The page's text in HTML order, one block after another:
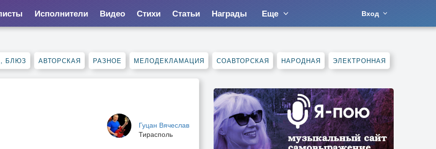
Исполнители Видео Стихи Статьи Награды Еще Вход
БЛЮЗ АВТОРСКАЯ РАЗНОЕ МЕЛОДЕКЛАМАЦИЯ СОАВТОРСКАЯ НАРОДНАЯ ЭЛЕКТРОННАЯ
Гуцан Вячеслав
Тирасполь